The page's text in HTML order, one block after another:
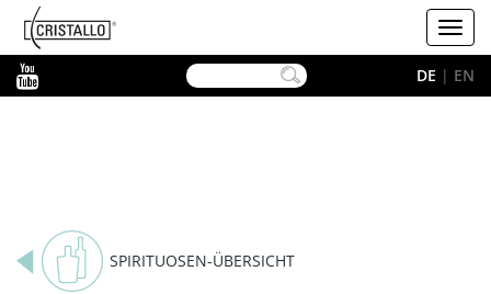
Cristallo
DE | EN
SPIRITUOSEN-ÜBERSICHT